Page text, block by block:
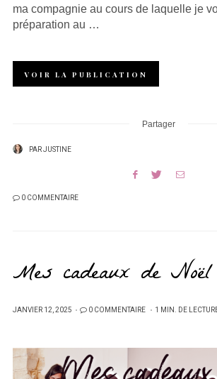
ma compagnie au cours de laquelle je
préparation au …
VOIR LA PUBLICATION
Partager
PARJUSTINE
0 COMMENTAIRE
Mes cadeaux de
PUBLIÉ
JANVIER 12, 2025 0 COMMENTAIRE 1 MIN. DE